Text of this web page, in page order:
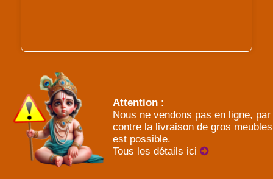
Attention :
Nous ne vendons pas en ligne, par
contre la livraison de gros meubles
est possible.
Tous les détails ici